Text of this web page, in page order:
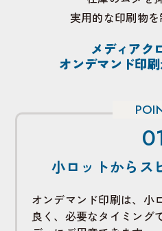
実用的な印刷物を
メディアク
オンデマンド印
小ロットからス
オンデマンド印刷は、小
良く、必要なタイミング